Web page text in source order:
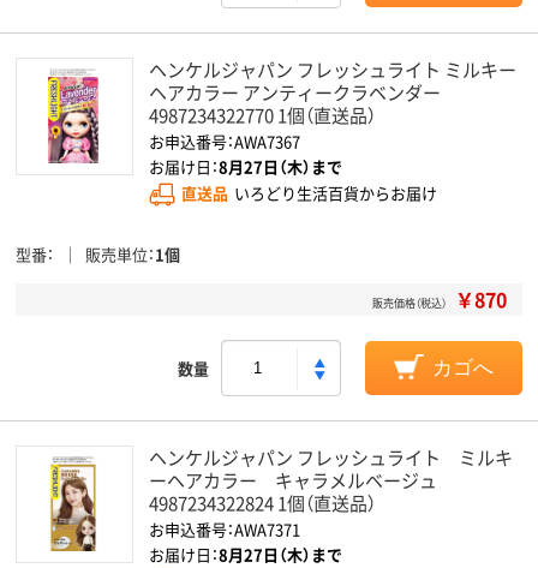
ヘンケルジャパン フレッシュライト ミルキー
ヘアカラー アンティークラベンダー
4987234322770 1個（直送品）
お申込番号：AWA7367
お届け日：8月27日（木）まで
直送品 いろどり生活百貨からお届け
型番 販売単位 1個
販売価格（税込） ￥870
数量 カゴへ
ヘンケルジャパン フレッシュライト ミルキ
ーヘアカラー キャラメルベージュ
4987234322824 1個（直送品）
お申込番号：AWA7371
お届け日：8月27日（木）まで